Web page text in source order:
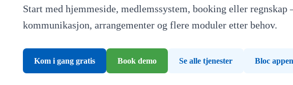
Start med hjemmeside, medlemssystem, booking eller regnskap
kommunikasjon, arrangementer og flere moduler etter behov.
Kom i gang gratis Book demo Se alle tjenester Bloc appen